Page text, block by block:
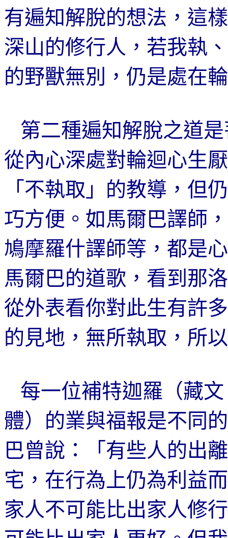
有遍知解脫的想法，這
深山的修行人，若我執
的野獸無別，仍是處在
第二種遍知解脫之道
從內心深處對輪迴心生
「 不執取 」的教導，但
巧方便 。如馬爾巴譯師
鳩摩羅什譯師等，都是
馬爾巴的道歌 ，看到那洛
從外表看你對此生有許
的見地，無所執取 ，所
每一位補特迦羅（藏
體）的業與福報是不同
巴曾說：「有些人的出
宅，在行為上仍為利益
家人不可能比出家人修